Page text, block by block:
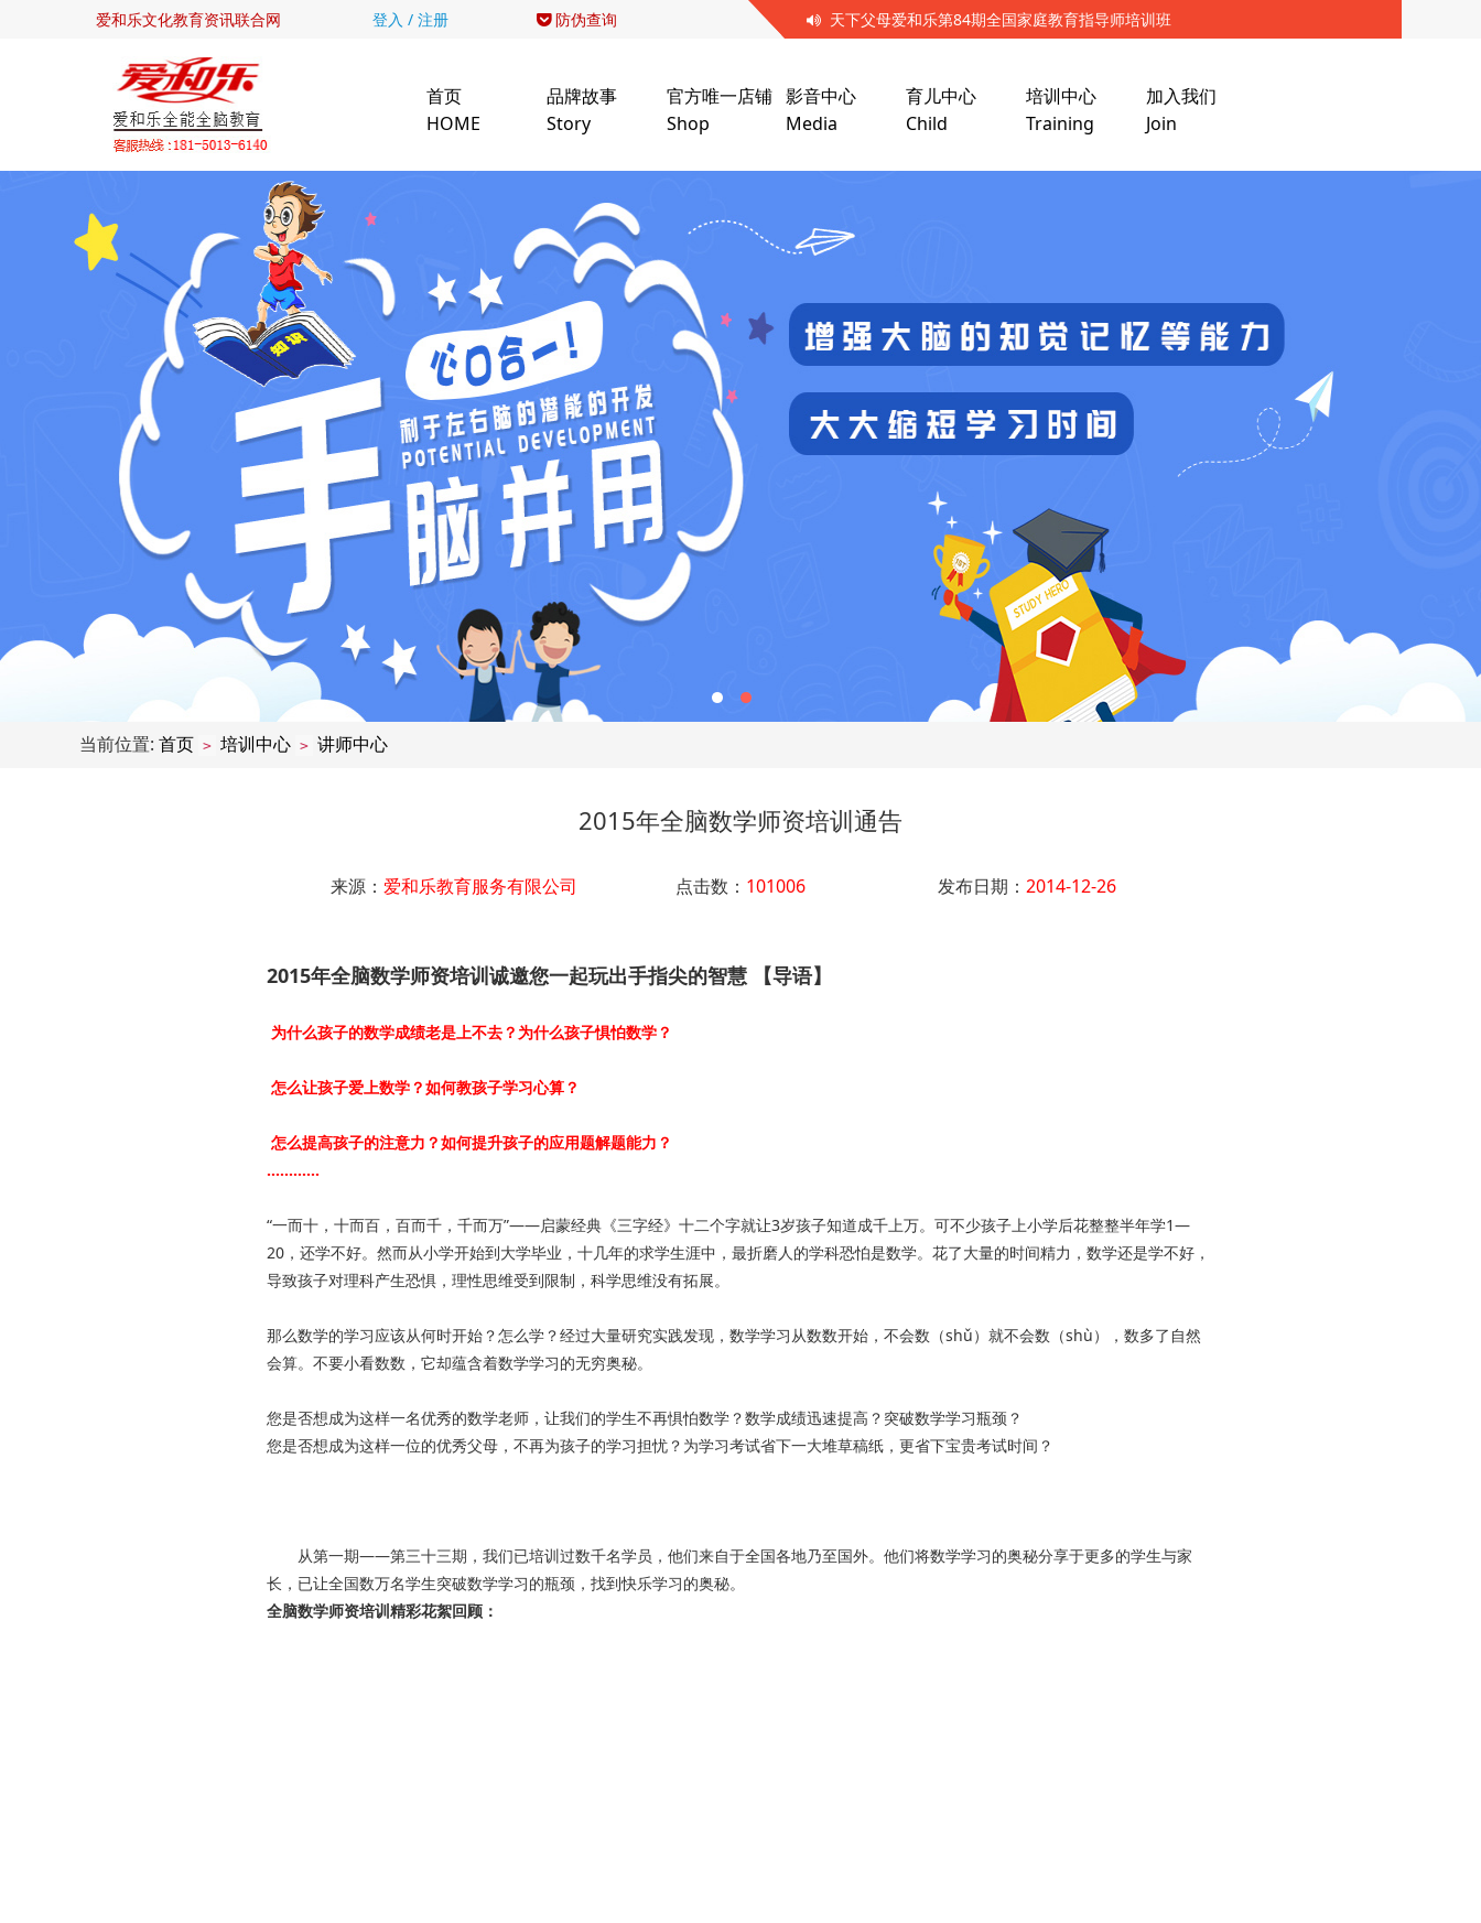
爱和乐文化教育资讯联合网 登入 / 注册 防伪查询
天下父母爱和乐第十七届经典教学师资培训班通告
首页
HOME
品牌故事
Story
官方唯一店铺
Shop
影音中心
Media
育儿中心
Child
培训中心
Training
加入我们
Join
当前位置: 首页 > 培训中心 > 讲师中心
2015年全脑数学师资培训通告
来源： 爱和乐教育服务有限公司 点击数： 101006 发布日期： 2014-12-26
2015年全脑数学师资培训诚邀您一起玩出手指尖的智慧 【导语】
为什么孩子的数学成绩老是上不去？为什么孩子惧怕数学？
怎么让孩子爱上数学？如何教孩子学习心算？
怎么提高孩子的注意力？如何提升孩子的应用题解题能力？
…………
“一而十，十而百，百而千，千而万”——启蒙经典《三字经》十二个字就让3岁孩子知道成千上万。可不少孩子上小学后花整整半年学1—
20，还学不好。然而从小学开始到大学毕业，十几年的求学生涯中，最折磨人的学科恐怕是数学。花了大量的时间精力，数学还是学不好，
导致孩子对理科产生恐惧，理性思维受到限制，科学思维没有拓展。
那么数学的学习应该从何时开始？怎么学？经过大量研究实践发现，数学学习从数数开始，不会数（shǔ）就不会数（shù），数多了自然
会算。不要小看数数，它却蕴含着数学学习的无穷奥秘。
您是否想成为这样一名优秀的数学老师，让我们的学生不再惧怕数学？数学成绩迅速提高？突破数学学习瓶颈？
您是否想成为这样一位的优秀父母，不再为孩子的学习担忧？为学习考试省下一大堆草稿纸，更省下宝贵考试时间？
从第一期——第三十三期，我们已培训过数千名学员，他们来自于全国各地乃至国外。他们将数学学习的奥秘分享于更多的学生与家
长，已让全国数万名学生突破数学学习的瓶颈，找到快乐学习的奥秘。
全脑数学师资培训精彩花絮回顾：